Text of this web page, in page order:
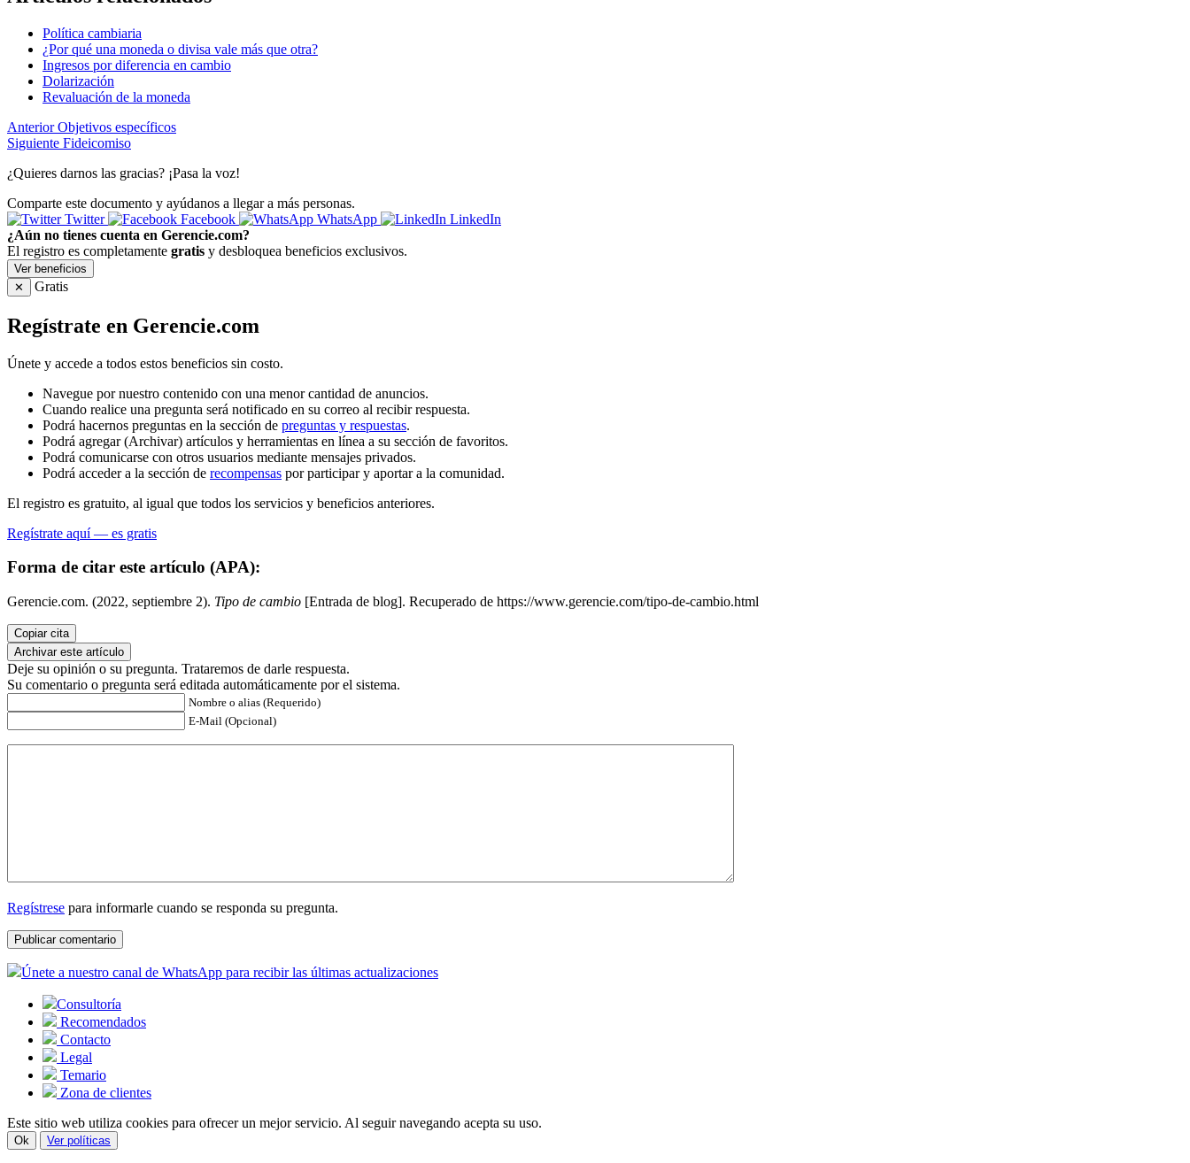
Política cambiaria
¿Por qué una moneda o divisa vale más que otra?
Ingresos por diferencia en cambio
Dolarización
Revaluación de la moneda
Anterior Objetivos específicos
Siguiente Fideicomiso
¿Quieres darnos las gracias? ¡Pasa la voz!
Comparte este documento y ayúdanos a llegar a más personas.
Twitter
Facebook WhatsApp
LinkedIn
¿Aún no tienes cuenta en Gerencie.com?
El registro es completamente gratis y desbloquea beneficios exclusivos.
Ver beneficios
✕
Gratis
Regístrate en Gerencie.com
Únete y accede a todos estos beneficios sin costo.
Navegue por nuestro contenido con una menor cantidad de anuncios.
Cuando realice una pregunta será notificado en su correo al recibir respuesta.
Podrá hacernos preguntas en la sección de preguntas y respuestas.
Podrá agregar (Archivar) artículos y herramientas en línea a su sección de favoritos.
Podrá comunicarse con otros usuarios mediante mensajes privados.
Podrá acceder a la sección de recompensas por participar y aportar a la comunidad.
El registro es gratuito, al igual que todos los servicios y beneficios anteriores.
Regístrate aquí — es gratis
Forma de citar este artículo (APA):
Gerencie.com. (2022, septiembre 2). Tipo de cambio [Entrada de blog]. Recuperado de https://www.gerencie.com/tipo-de-cambio.html
Copiar cita
Archivar este artículo
Deje su opinión o su pregunta. Trataremos de darle respuesta.
Su comentario o pregunta será editada automáticamente por el sistema.
Nombre o alias (Requerido)
E-Mail (Opcional)
Regístrese para informarle cuando se responda su pregunta.
Únete a nuestro canal de WhatsApp para recibir las últimas actualizaciones
Consultoría
Recomendados
Contacto
Legal
Temario
Zona de clientes
Este sitio web utiliza cookies para ofrecer un mejor servicio. Al seguir navegando acepta su uso.
Ok Ver políticas